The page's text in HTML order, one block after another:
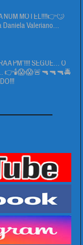
NUM MOTEL!!!!👉🙄
Valeriano…
PM”!!!! SEGUE… O
👉🕯😱😱🚨🔫🔫🔫🚔